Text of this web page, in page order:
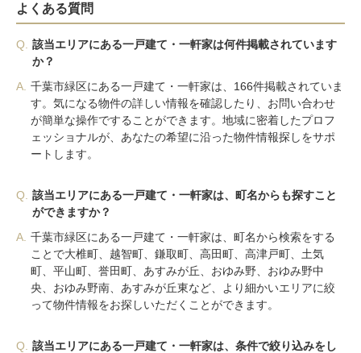
よくある質問
Q.
該当エリアにある一戸建て・一軒家は何件掲載されています
か？
A. 千葉市緑区にある一戸建て・一軒家は、166件掲載されていま
す。気になる物件の詳しい情報を確認したり、お問い合わせ
が簡単な操作ですることができます。地域に密着したプロフ
ェッショナルが、あなたの希望に沿った物件情報探しをサポ
ートします。
Q.
該当エリアにある一戸建て・一軒家は、町名からも探すこと
ができますか？
A. 千葉市緑区にある一戸建て・一軒家は、町名から検索をする
ことで大椎町、越智町、鎌取町、高田町、高津戸町、土気
町、平山町、誉田町、あすみが丘、おゆみ野、おゆみ野中
央、おゆみ野南、あすみが丘東など、より細かいエリアに絞
って物件情報をお探しいただくことができます。
Q.
該当エリアにある一戸建て・一軒家は、条件で絞り込みをし